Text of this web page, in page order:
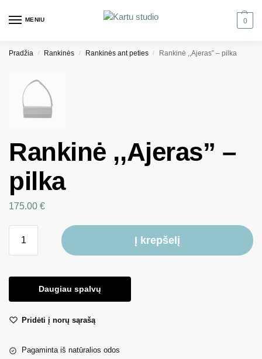
MENIU 0
Pradžia / Rankinės / Rankinės ant peties / Rankinė ,,Ajeras” – pilka
Rankinė ,,Ajeras” –
pilka
175.00 €
Į krepšelį
Daugiau spalvų
Pridėti į norų sąrašą
Pagaminta iš natūralios odos